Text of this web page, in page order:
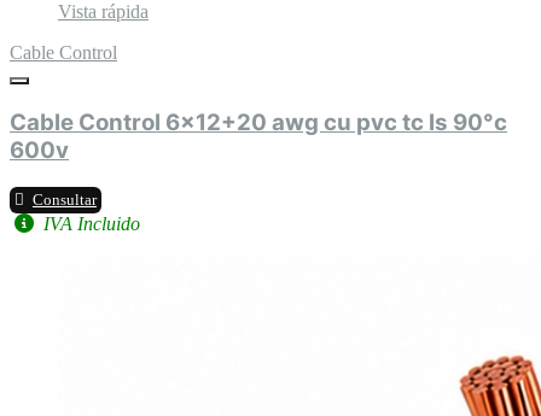
Vista rápida
Cable Control
Cable Control 6x12+20 awg cu pvc tc ls 90°c
600v
Consultar
IVA Incluido